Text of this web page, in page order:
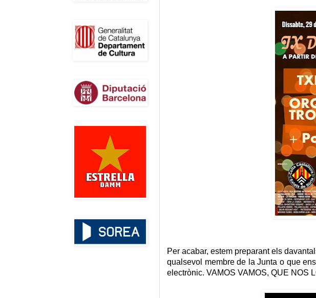
Per acabar, estem preparant els
qualsevol membre de la Junta o que
electrònic. VAMOS VAMOS, QUE NOS